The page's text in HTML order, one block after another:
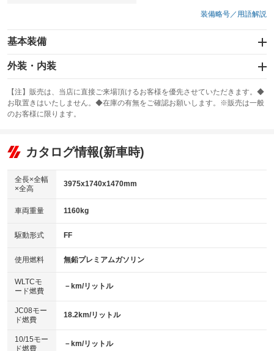
装備略号／用語解説
基本装備
エアバッグ：運転席/助手席
：装備あり
：装備なし
サンルーフ
：装備あり ABS
リフトアップ
：装備なし
：装備なし
パワーウィンドウ
アイドリングストップ
：装備なし
USB入力端子
：装備あり
100V電源
：装備なし
センターデフロック
：装備なし
電動格納ミラー
：装備なし
外装・内装
カーナビ：ナビ
：装備あり
TV
：装備なし
ビジュアル
：装備なし
：装備あり
革シート
キーレス
HID(キセノンライト)
：装備なし
バックカメラ
：装備あり
エアロ
：装備なし
：装備なし
パワーシート
ベンチシート
：装備なし
【注】販売は、当店に直接ご来場頂けるお客様を優先させていただきます。◆
お取置きはいたしません。◆在庫の有無をご確認お願いします。※販売は一般
のお客様に限ります。
カタログ情報(新車時)
全長×全幅
×全高
3975x1740x1470mm
車両重量 1160kg
駆動形式 FF
使用燃料 無鉛プレミアムガソリン
WLTCモ
ード燃費
－km/リットル
JC08モー
ド燃費
18.2km/リットル
10/15モー
ド燃費
－km/リットル